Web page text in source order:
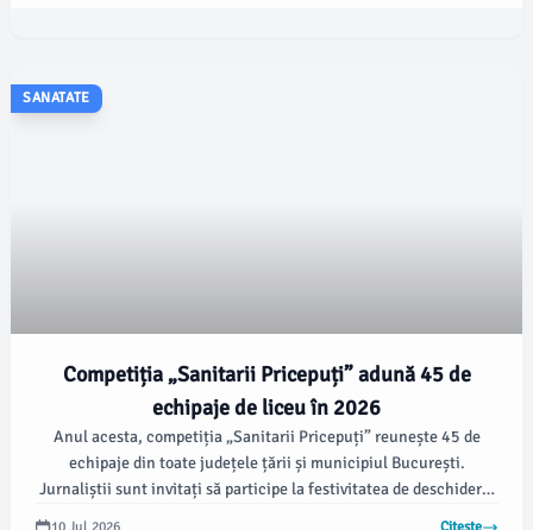
SANATATE
Competiția „Sanitarii Pricepuți” adună 45 de
echipaje de liceu în 2026
Anul acesta, competiția „Sanitarii Pricepuți” reunește 45 de
echipaje din toate județele țării și municipiul București.
Jurnaliștii sunt invitați să participe la festivitatea de deschidere,